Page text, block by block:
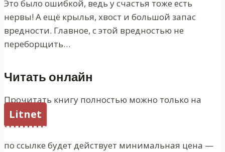
Это было ошибкой, ведь у счастья тоже есть
нервы! А ещё крылья, хвост и большой запас
вредности. Главное, с этой вредностью не
переборщить…
Читать онлайн
Прочитать книгу полностью можно только на
Litnet
по ссылке будет действует минимальная цена —